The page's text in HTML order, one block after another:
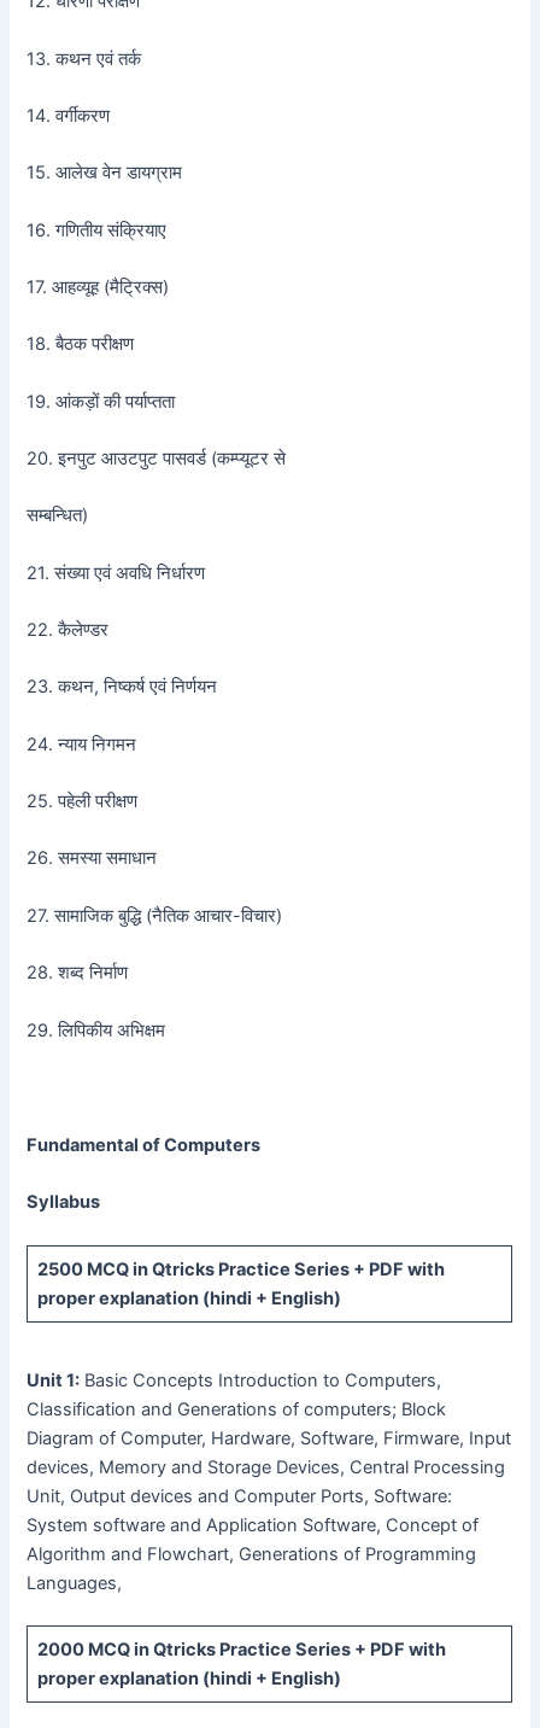
13. कथन एवं तर्क
14. वर्गीकरण
15. आलेख वेन डायग्राम
16. गणितीय संक्रियाए
17. आहव्यूह (मैट्रिक्स)
18. बैठक परीक्षण
19. आंकड़ों की पर्याप्तता
20. इनपुट आउटपुट पासवर्ड (कम्प्यूटर से
सम्बन्धित)
21. संख्या एवं अवधि निर्धारण
22. कैलेण्डर
23. कथन, निष्कर्ष एवं निर्णयन
24. न्याय निगमन
25. पहेली परीक्षण
26. समस्या समाधान
27. सामाजिक बुद्धि (नैतिक आचार-विचार)
28. शब्द निर्माण
29. लिपिकीय अभिक्षम
Fundamental of Computers
Syllabus
2500 MCQin Qtricks Practice Series + PDF with
proper explanation (hindi + English)
Unit 1: Basic Concepts Introduction to Computers,
Classification and Generations of computers; Block
Diagram of Computer, Hardware, Software, Firmware, Input
devices, Memory and Storage Devices, Central Processing
Unit, Output devices and Computer Ports, Software:
System software and Application Software, Concept of
Algorithm and Flowchart, Generations of Programming
Languages,
2000 MCQin Qtricks Practice Series + PDF with
proper explanation (hindi + English)